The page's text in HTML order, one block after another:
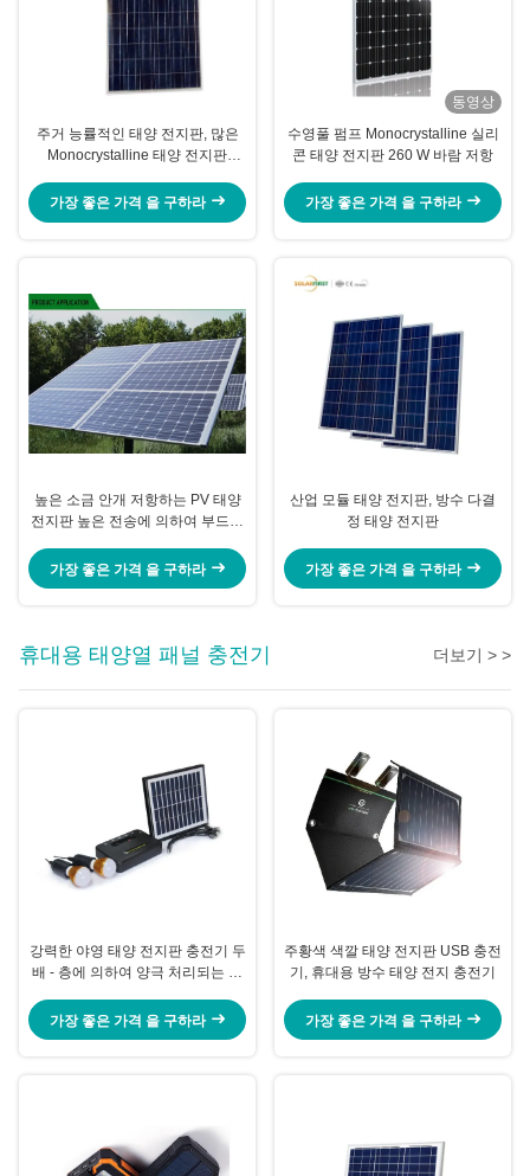
주거 능률적인 태양 전지판, 많은
Monocrystalline 태양 전지판
가장 좋은 가격 을 구하라
동영상
수영풀 펌프 Monocrystalline 실리
콘 태양 전지판 260 W 바람 저항
가장 좋은 가격 을 구하라
높은 소금 안개 저항하는 PV 태양
전지판 높은 전송에 의하여 부드럽
가장 좋은 가격 을 구하라
산업 모듈 태양 전지판, 방수 다결
정 태양 전지판
가장 좋은 가격 을 구하라
휴대용 태양열 패널 충전기 더보기 > >
강력한 야영 태양 전지판 충전기 두
배 - 층에 의하여 양극 처리되는 알
가장 좋은 가격 을 구하라
주황색 색깔 태양 전지판 USB 충전
기, 휴대용 방수 태양 전지 충전기
가장 좋은 가격 을 구하라